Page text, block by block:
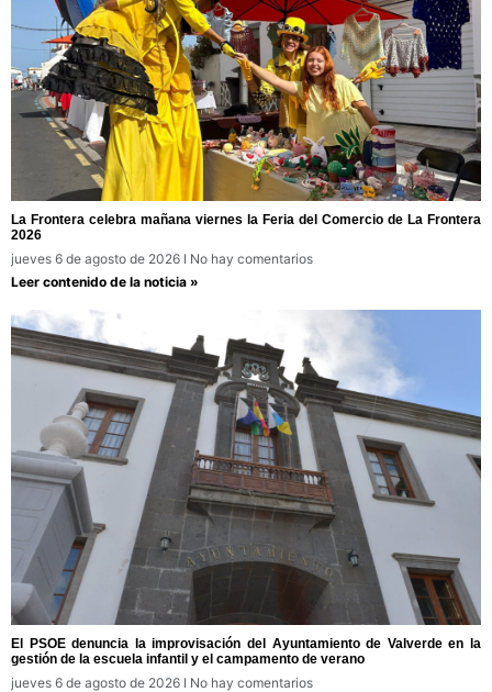
La Frontera celebra mañana viernes la Feria del Comercio de La Frontera
2026
jueves 6 de agosto de 2026
No hay comentarios
Leer contenido de la noticia »
El PSOE denuncia la improvisación del Ayuntamiento de Valverde en la
gestión de la escuela infantil y el campamento de verano
jueves 6 de agosto de 2026
No hay comentarios